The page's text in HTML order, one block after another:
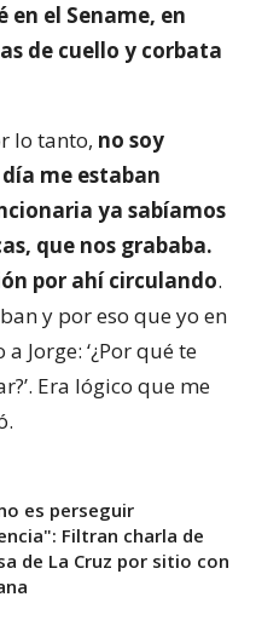
el Sename, en
de cuello y corbata
lo tanto, no soy
me estaban
ya sabíamos
que nos grababa.
por ahí circulando.
y por eso que yo en
Jorge: ‘¿Por qué te
Era lógico que me
es perseguir
Filtran charla de
de La Cruz por sitio con